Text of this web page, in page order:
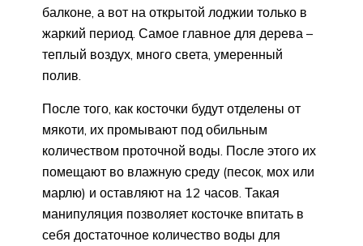
балконе, а вот на открытой лоджии только в
жаркий период. Самое главное для дерева –
теплый воздух, много света, умеренный
полив.
После того, как косточки будут отделены от
мякоти, их промывают под обильным
количеством проточной воды. После этого их
помещают во влажную среду (песок, мох или
марлю) и оставляют на 12 часов. Такая
манипуляция позволяет косточке впитать в
себя достаточное количество воды для